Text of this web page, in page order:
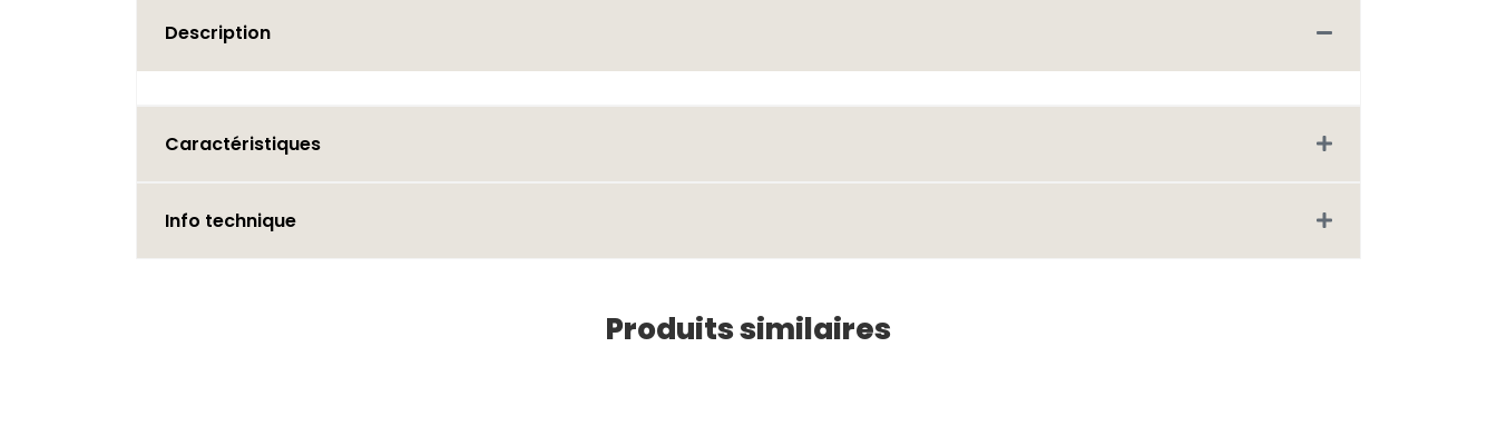
Description
Caractéristiques
Info technique
Produits similaires